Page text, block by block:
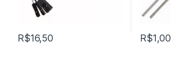
R$16,50 R$1,00